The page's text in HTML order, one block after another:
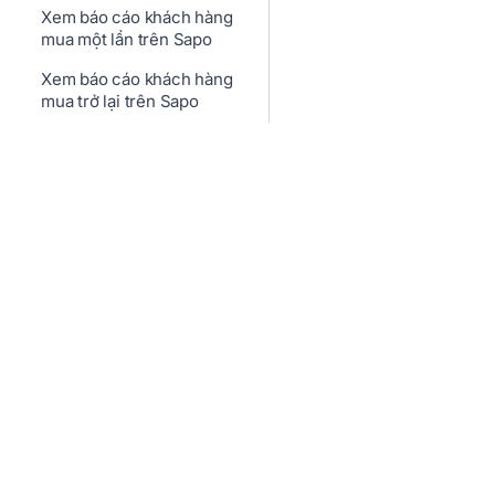
Xem báo cáo khách hàng
mua một lần trên Sapo
Xem báo cáo khách hàng
mua trở lại trên Sapo